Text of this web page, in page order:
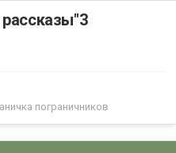
пограничников